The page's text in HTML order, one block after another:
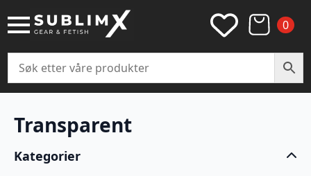
0
Transparent
Kategorier